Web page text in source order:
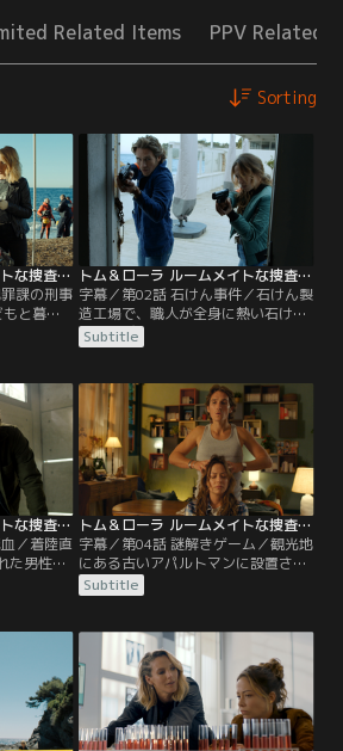
Related Items PPV Related
Sorting
トム＆ローラ ルームメイトな捜査官 第01話／字幕
課の刑事
と暮ら
、妻と
時的に
被害者男
凶器が見
ムが取り
提供者
トム＆ローラ ルームメイトな捜査官 第02話／字幕
字幕／第02話 石けん事件／石けん製
造工場で、職人が全身に熱い石けん
液を浴びて死亡する。現場の部屋は
密室状態だったため不慮の事故と思
痕があったことから、ローラたちは
殺人事件として捜査を開始する。正
式に犯罪課に異動したトムはローラ
の相棒として捜査に尽力。
Subtitle
トム＆ローラ ルームメイトな捜査官 第03話／字幕
／着陸直
た男性が
被害者
ローラ
取り引
が被疑者
凶器や遺
査チーム
浮かび上
トム＆ローラ ルームメイトな捜査官 第04話／字幕
字幕／第04話 謎解きゲーム／観光地
にある古いアパルトマンに設置され
た足場で、転落した男性の遺体が見
つかる。被害者は民泊事業を始める
た。頭部に鈍器で殴られた痕が見つ
かり、ローラとトムが率いるチーム
が殺人事件として捜査に当たるな
か、警察署に差出人不明の箱が届
く。中には4つの謎解き問題が収め
られており…。
Subtitle